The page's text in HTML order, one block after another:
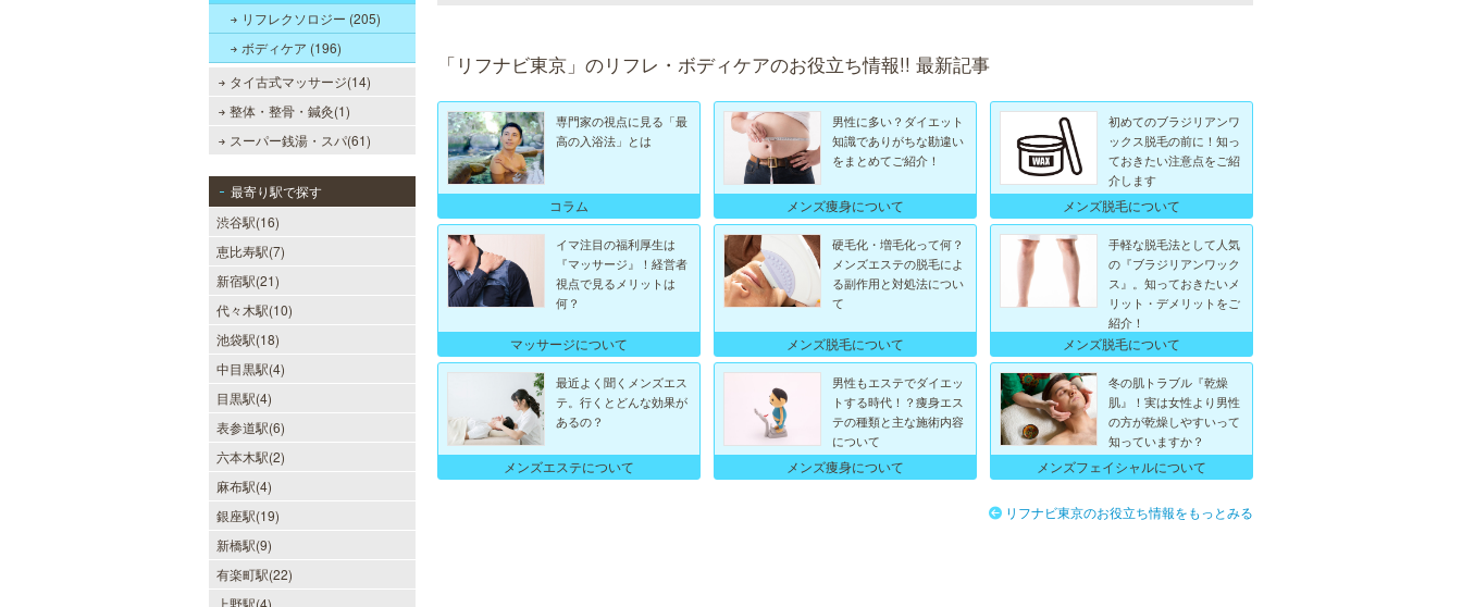
リフレクソロジー (205)
ボディケア (196)
タイ古式マッサージ(14)
整体・整骨・鍼灸(1)
スーパー銭湯・スパ(61)
最寄り駅で探す
渋谷駅(16)
恵比寿駅(7)
新宿駅(21)
代々木駅(10)
池袋駅(18)
中目黒駅(4)
目黒駅(4)
表参道駅(6)
六本木駅(2)
麻布駅(4)
銀座駅(19)
新橋駅(9)
有楽町駅(22)
上野駅(4)
「リフナビ東京」のリフレ・ボディケアのお役立ち情報!! 最新記事
専門家の視点に見る「最
高の入浴法」とは
コラム
男性に多い？ダイエット
知識でありがちな勘違い
をまとめてご紹介！
メンズ痩身について
初めてのブラジリアンワ
ックス脱毛の前に！知っ
ておきたい注意点をご紹
介します
メンズ脱毛について
イマ注目の福利厚生は
『マッサージ』！経営者
視点で見るメリットは
何？
マッサージについて
硬毛化・増毛化って何？
メンズエステの脱毛によ
る副作用と対処法につい
て
メンズ脱毛について
手軽な脱毛法として人気
の『ブラジリアンワック
ス』。知っておきたいメ
リット・デメリットをご
紹介！
メンズ脱毛について
最近よく聞くメンズエス
テ。行くとどんな効果が
あるの？
メンズエステについて
男性もエステでダイエッ
トする時代！？痩身エス
テの種類と主な施術内容
について
メンズ痩身について
冬の肌トラブル『乾燥
肌』！実は女性より男性
の方が乾燥しやすいって
知っていますか？
メンズフェイシャルについて
リフナビ東京のお役立ち情報をもっとみる